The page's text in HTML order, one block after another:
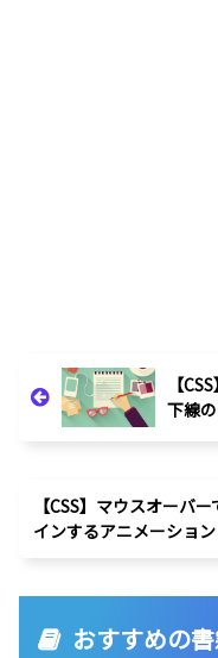
【
下線
【CSS】マウスオーバ
インするアニメーション
おすすめの